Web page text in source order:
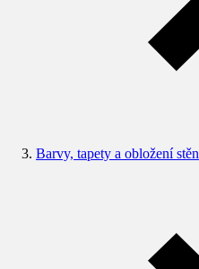
Barvy, tapety a obložení stěn